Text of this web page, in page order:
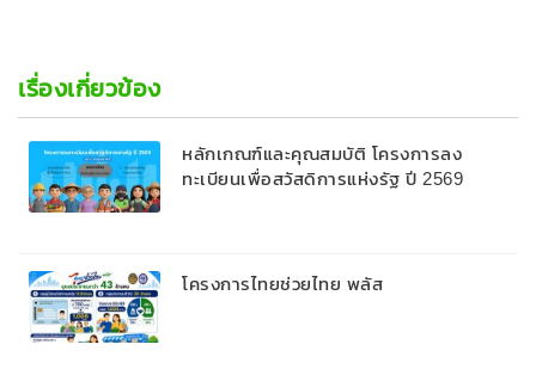
เรื่องเกี่ยวข้อง
หลักเกณฑ์และคุณสมบัติ โครงการลง
ทะเบียนเพื่อสวัสดิการแห่งรัฐ ปี 2569
โครงการไทยช่วยไทย พลัส